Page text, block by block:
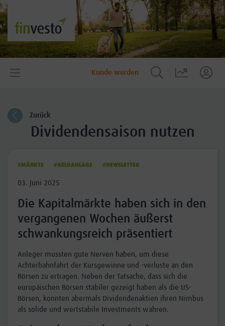
Kunde werden
Zurück
Dividendensaison nutzen
#MÄRKTE #GELDANLAGE #NEWSLETTER
03. Juni 2025
Die Kapitalmärkte haben sich in den
vergangenen Wochen äußerst
schwankungsreich präsentiert
Anleger mussten gute Nerven haben, um diese
Achterbahnfahrt der Kursgewinne und -verluste an den
Börsen zu ertragen. Neben der Tatsache, dass sich die
europäischen Börsen stabiler gezeigt haben als die US-
Börsen, konnten abermals Dividendenaktien ihren Nimbus
als solide und wertstabile Investments wahren.